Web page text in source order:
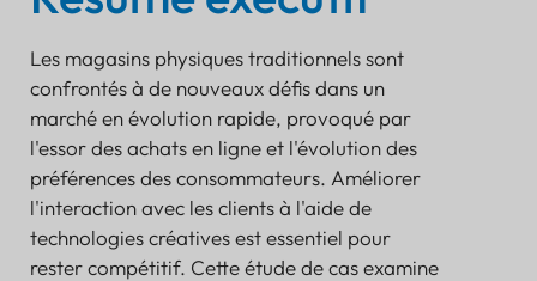
temps d’antenne LoRaWAN pour 2026
Surveillance à distance des pompes à eau : Guide
essentiel de suivi de l'état par analyse des vibrations
Tendances du suivi des entrepôts pour 2026 : Le
guide essentiel de l’acheteur
Vérification des vannes d'irrigation intelligentes :
étude de cas essentielle d'une ferme et d'un
complexe de golf méditerranéens
Pam Luthra
Les magasins physiques traditionnels sont
confrontés à de nouveaux défis dans un
marché en évolution rapide, provoqué par
l'essor des achats en ligne et l'évolution des
préférences des consommateurs. Améliorer
l'interaction avec les clients à l'aide de
technologies créatives est essentiel pour
rester compétitif. Cette étude de cas examine